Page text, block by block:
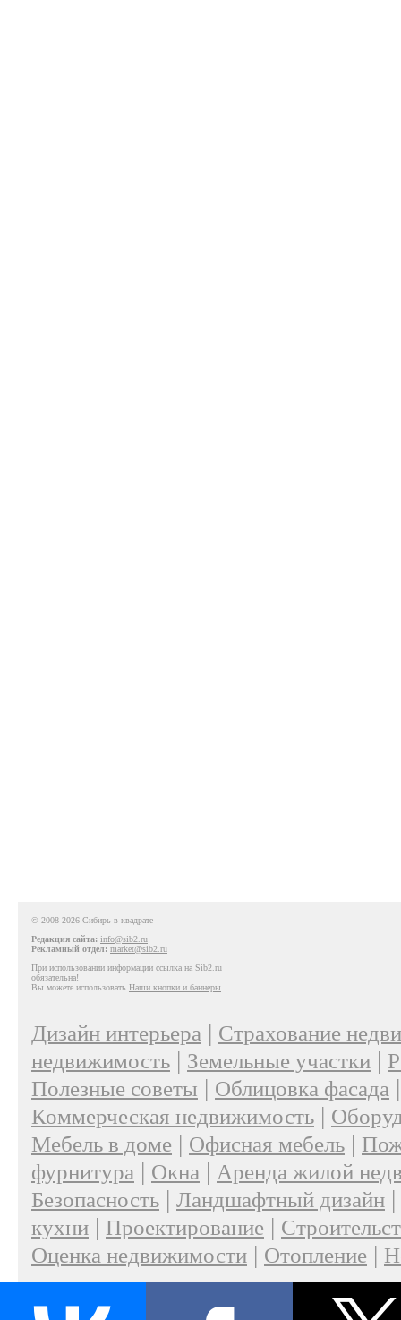
© 2008-2026 Сибирь в квадрате
Редакция сайта: info@sib2.ru
Рекламный отдел: market@sib2.ru
При использовании информации ссылка на Sib2.ru
обязательна!
Вы можете использовать Наши кнопки и баннеры
Дизайн интерьера | Страхование
недвижимость | Земельные участки |
Полезные советы | Облицовка фасада
Коммерческая недвижимость |
Мебель в доме | Офисная мебель |
фурнитура | Окна | Аренда жилой
Безопасность | Ландшафтный дизайн |
кухни | Проектирование |
Оценка недвижимости | Отопление |
О проекте|